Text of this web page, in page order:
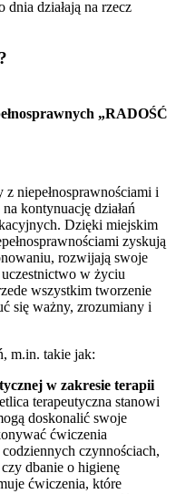
działają na rzecz
„RADOŚĆ
niepełnosprawnościami i
kontynuację działań
Dzięki miejskim
zyskują
rozwijają swoje
uczestnictwo w życiu
wszystkim tworzenie
się ważny, zrozumiany i
m.in. takie jak:
w zakresie terapii
terapeutyczna stanowi
doskonalić swoje
ćwiczenia
czynnościach,
dbanie o higienę
ćwiczenia, które